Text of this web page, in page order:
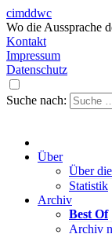
cimddwc
Wo die Aussprache
Kontakt
Impressum
Datenschutz
Suche nach:
Über
Über
Statistik
Archiv
Best Of
Archiv